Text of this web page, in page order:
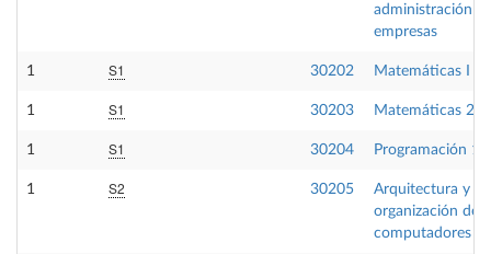
administración
empresas
1 S1 30202 Matemáticas I
1 S1 30203 Matemáticas 2
1 S1 30204 Programación 1
1 S2 30205
Arquitectura y
organización de
computadores 1